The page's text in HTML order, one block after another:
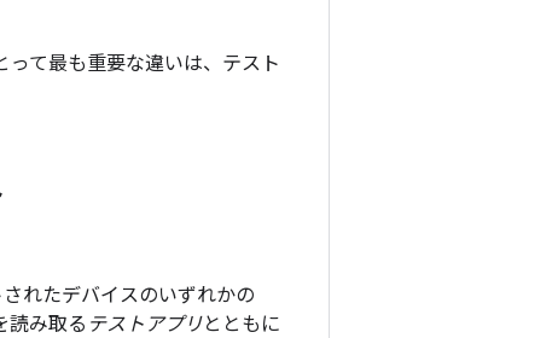
て最も重要な違いは、テスト
れたデバイスのいずれかの
読み取る テストアプリとともに